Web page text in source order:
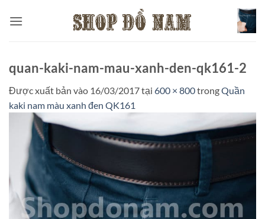
qua
quan-kaki-nam-mau-xanh-den-qk161-2
Được xuất bản vào 16/03/2017tại 600 × 800trongQuần
kaki nam màu xanh đen QK161